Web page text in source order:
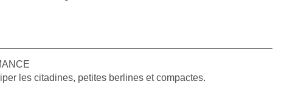
les citadines, petites berlines et compactes.